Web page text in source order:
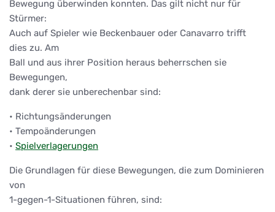
Bewegung überwinden konnten. Das gilt nicht nur für
Stürmer:
Auch auf Spieler wie Beckenbauer oder Canavarro trifft
dies zu. Am
Ball und aus ihrer Position heraus beherrschen sie
Bewegungen,
dank derer sie unberechenbar sind:
• Richtungsänderungen
• Tempoänderungen
• Spielverlagerungen
Die Grundlagen für diese Bewegungen, die zum Dominieren
von
1-gegen-1-Situationen führen, sind: